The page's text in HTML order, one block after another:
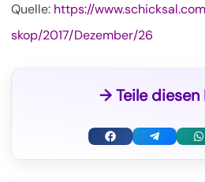
Quelle: https://
skop/2017/Dezember/26
→ Teile diesen
F
T